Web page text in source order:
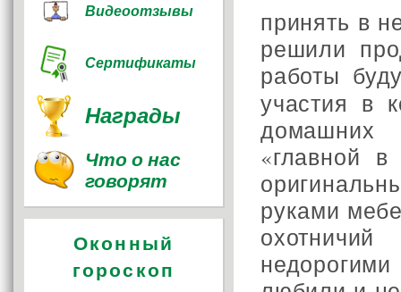
принять в
решили
работы
участия в
домашних
«главной
руками
Видеоотзывы
Сертификаты
Награды
Что о нас
говорят
Оконный
гороскоп